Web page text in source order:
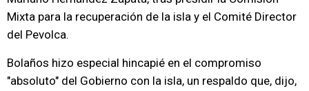
Mixta para la recuperación de la isla y el Comité Director
del Pevolca.
Bolaños hizo especial hincapié en el compromiso
"absoluto" del Gobierno con la isla, un respaldo que, dijo,